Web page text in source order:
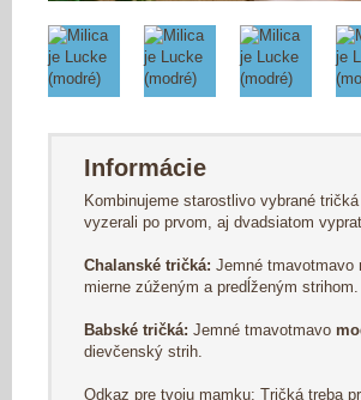
Informácie
Kombinujeme starostlivo vybrané
vyzerali po prvom, aj dvadsiatom
Chalanské tričká: Jemné tmavotmavo
mierne zúženým a predĺženým strihom.
Babské tričká: Jemné tmavotmavo
dievčenský strih.
Odkaz pre tvoju mamku: Tričká treba